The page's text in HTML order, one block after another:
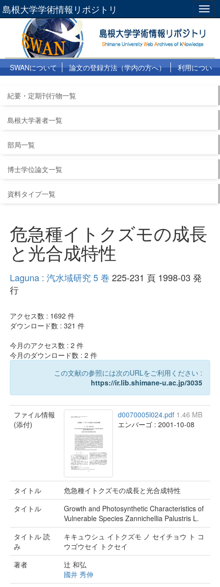
島根大学学術情報リポジトリ
SWANについて 論文の登録方法（学内の方へ）
利用につい
紀要・定期刊行物一覧
島根大学著者一覧
部局一覧
博士学位論文一覧
資料タイプ一覧
危急種イトクズモの成長
と光合成特性
Laguna : 汽水域研究 5 巻 225-231 頁 1998-03 発
行
アクセス数 : 1692 件
ダウンロード数 : 321 件
今月のアクセス数 : 2 件
今月のダウンロード数 : 2 件
この文献の参照には次のURLをご利用ください :
https://ir.lib.shimane-u.ac.jp/3035
ファイル情報
(添付)
d0070005l024.pdf 1.46 MB
エンバーゴ : 2001-10-08
タイトル
危急種イトクズモの成長と光合成特性
タイトル
Growth and Photosynthetic Characteristics of
Vulnerable Species Zannichellia Palustris L.
タイトル 読
み
キキュウシュ イトクズモ ノ セイチョウ ト コ
ウゴウセイ トクセイ
著者
辻 和弘
國井 秀伸